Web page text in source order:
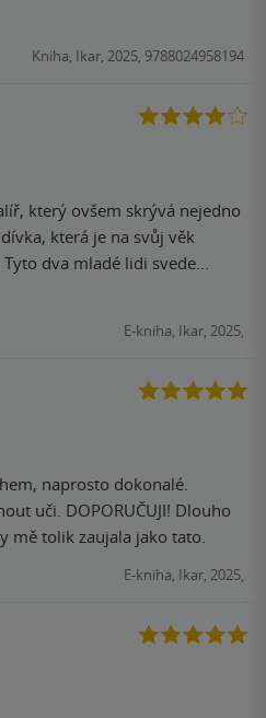
.
Kniha, Ikar, 2025, 9788024958194
který ovšem skrývá nejedno
která je na svůj věk
dva mladé lidi svede
ani nedá nic zadarmo a tak
šokujících přiznání. A jiná
pokličkou. Za mě spíše
bonus jsou v knize ilustrace,
skvěle funguje i bez
z nás by měl co napsat na
přiznání šokující? Roztomilé?
E-kniha, Ikar, 2025,
naprosto dokonalé.
uči. DOPORUČUJI! Dlouho
mě tolik zaujala jako tato.
E-kniha, Ikar, 2025,